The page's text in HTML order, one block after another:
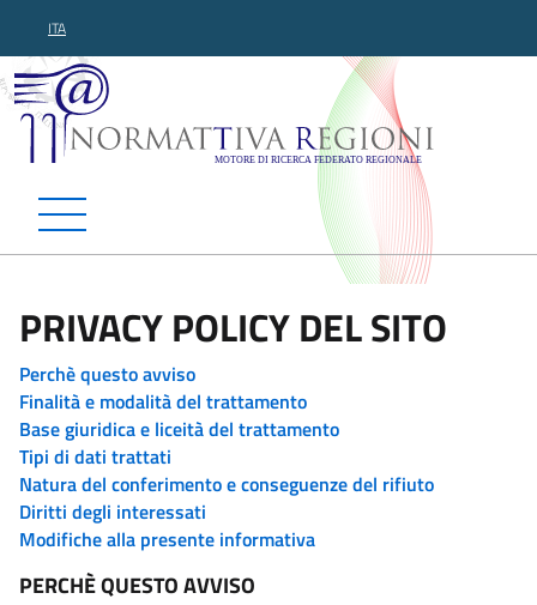
ITA
Normattiva Regioni -
PRIVACY POLICY DEL SITO
Perchè questo avviso
Finalità e modalità del trattamento
Base giuridica e liceità del trattamento
Tipi di dati trattati
Natura del conferimento e conseguenze del rifiuto
Diritti degli interessati
Modifiche alla presente informativa
PERCHÈ QUESTO AVVISO